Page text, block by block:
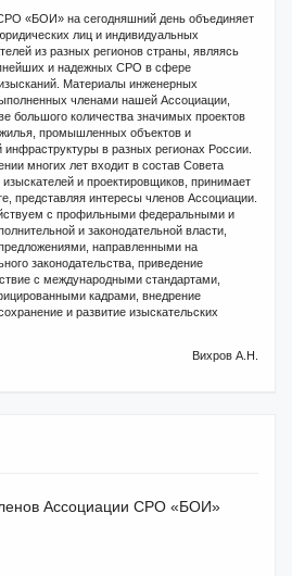
«БОИ» на сегодняшний день объединяет
лиц и индивидуальных
из разных регионов страны, являясь
и надежных СРО в сфере
Материалы инженерных
членами нашей Ассоциации,
большого количества значимых проектов
промышленных объектов и
инфраструктуры в разных регионах России.
многих лет входит в состав Совета
и проектировщиков, принимает
представляя интересы членов Ассоциации.
с профильными федеральными и
и законодательной власти,
направленными на
законодательства, приведение
с международными стандартами,
кадрами, внедрение
и развитие изыскательских
Вихров А.Н.
Ассоциации СРО «БОИ»